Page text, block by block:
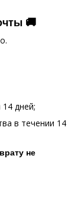
🚚
дней;
в течении 14
не